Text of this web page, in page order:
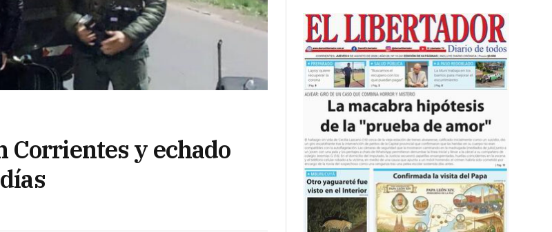
Corrientes y echado